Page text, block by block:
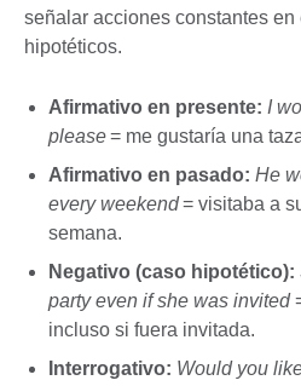
señalar acciones constantes
hipotéticos.
Afirmativo en presente: I
please= me gustaría una
Afirmativo en pasado: He
every weekend= visitaba a
semana.
Negativo (caso hipotético):
party even if she was invited
incluso si fuera invitada.
Interrogativo: Would you